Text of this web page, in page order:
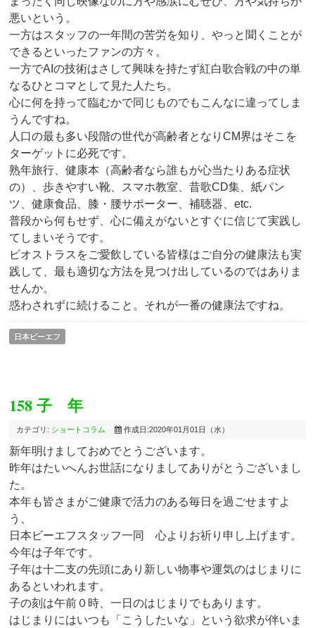
悪いという。
一方はスタッフの一年間の苦労を知り、やっと聞くことが
できるといったファンの方々。
一方でAIの技術はさして興味を持たず紅白歌合戦の中の単
なるひとコマとして見た人たち。
心に何を持って臨むかで同じものでもこんなに違ってしま
うんですね。
人口の最も多い段階の世代が高齢者となりCM界はそこを
ターゲットに必死です。
熟年旅行、健康本（高齢者なら誰もが心当たりある症状
の）、歩きやすい靴、スマホ教室、昔歌CD集、紙パン
ツ、健康食品、膝・腰サポーター、補聴器、etc.
普段から何もせず、心に備えがないとすぐに信じて実践し
てしまいそうです。
ビオストラスをご愛飲している皆様はご自分の健康法も実
践して、最も適切な方法を見つけ出しているのではありま
せんか。
惑わされずに続けること。それが一番の健康法ですね。
日本ビーエフ
158 子 年
カテゴリ: ショートコラム 作成日:2020年01月01日（水）
新年明けましておめでとうございます。
昨年はたいへんお世話になりましてありがとうございまし
た。
本年も皆さまがご健康で活力のある毎日を過ごせますよ
う、
日本ビーエフスタッフ一同 心よりお祈り申し上げます。
今年は子年です。
子年は十二支の先頭にあり新しい物事や運気のはじまりに
あるといわれます。
子の刻は午前０時、一日のはじまりでもあります。
はじまりにはいつも「こうしたいな」という欲求が伴いま